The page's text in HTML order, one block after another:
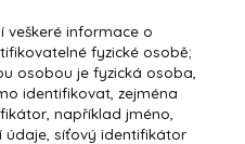
veškeré informace o
fyzické osobě;
osobou je fyzická osoba,
identifikovat, zejména
například jméno,
údaje, síťový identifikátor